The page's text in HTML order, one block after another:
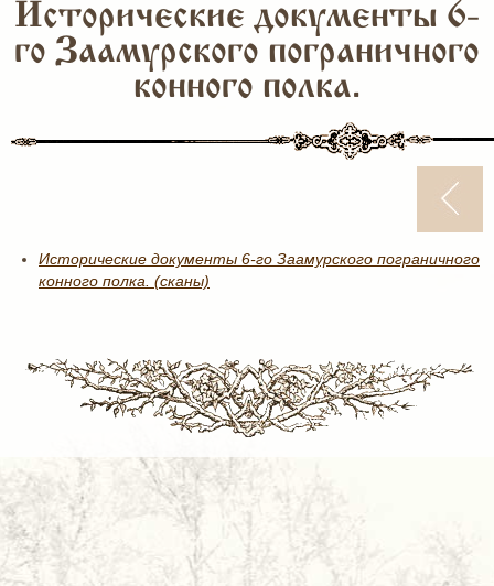
Исторические документы 6-
го Заамурского пограничного
конного полка.
Исторические документы 6-го Заамурского пограничного
конного полка. (сканы)